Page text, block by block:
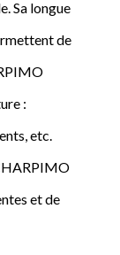
Sa longue
de
:
etc.
et de